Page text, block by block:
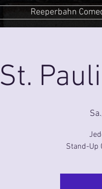
Reeperbahn
St.
Stand-Up